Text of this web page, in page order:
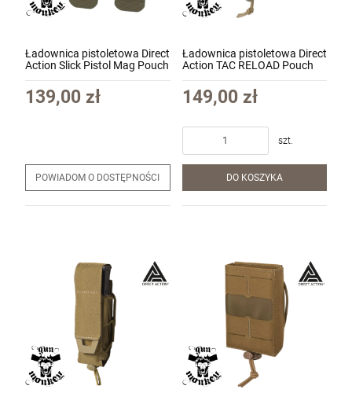
Ładownica pistoletowa Direct
Action Slick Pistol Mag Pouch
CD5-RGR)
139,00 zł
POWIADOM O DOSTĘPNOŚCI
Ładownica pistoletowa Direct
Action TAC RELOAD Pouch
(PO-PTT2-CD5-AGR)
149,00 zł
szt.
DO KOSZYKA